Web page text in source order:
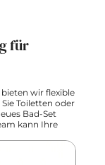
für
wir flexible
Toiletten oder
Bad-Set
kann Ihre